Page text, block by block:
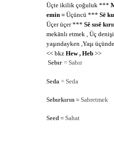
Üçte ikilik çoğuluk ***
emin = Üçüncü *** Së
Üçer üçer *** Sê sısê
mekānlı etmek , Üç
yaşındayken ,Yaşı
<< bkz Hew , Heb >>
Sebır= Sabır
Seda = Seda
Sebırkırın =Sabretmek
Seed =Sahat